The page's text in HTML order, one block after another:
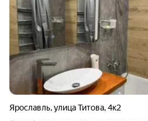
Ярославль,улица Титова,4к2